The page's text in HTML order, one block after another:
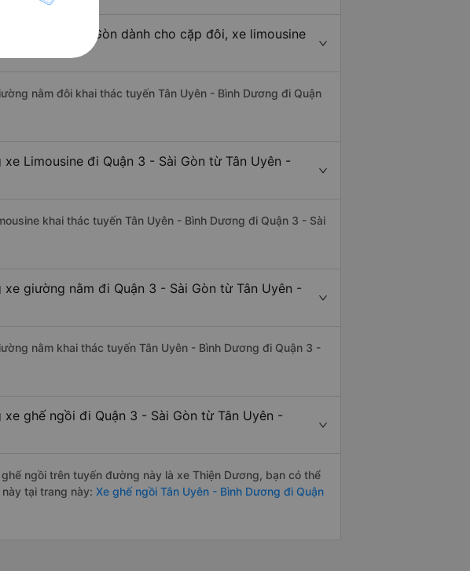
Quận 3 - Sài Gòn dành cho cặp đôi, xe limousine
nằm đôi khai thác tuyến Tân Uyên - Bình Dương đi Quận
Limousine đi Quận 3 - Sài Gòn từ Tân Uyên -
khai thác tuyến Tân Uyên - Bình Dương đi Quận 3 - Sài
giường nằm đi Quận 3 - Sài Gòn từ Tân Uyên -
nằm khai thác tuyến Tân Uyên - Bình Dương đi Quận 3 -
ghế ngồi đi Quận 3 - Sài Gòn từ Tân Uyên -
ngồi trên tuyến đường này là xe Thiện Dương, bạn có thể
tại trang này: Xe ghế ngồi Tân Uyên - Bình Dương đi Quận